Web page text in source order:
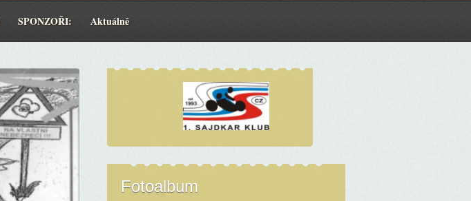
SPONZOŘI: Aktuálně
Fotoalbum